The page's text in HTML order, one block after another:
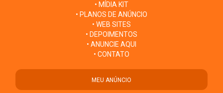
• MÍDIA KIT
• PLANOS DE ANÚNCIO
• WEB SITES
• DEPOIMENTOS
• ANUNCIE AQUI
• CONTATO
MEU ANÚNCIO